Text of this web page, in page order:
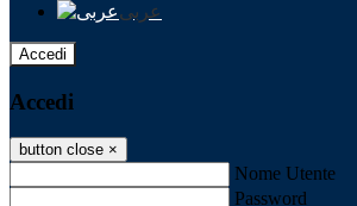
عربى
Accedi
Accedi
button close ×
Nome Utente
Password